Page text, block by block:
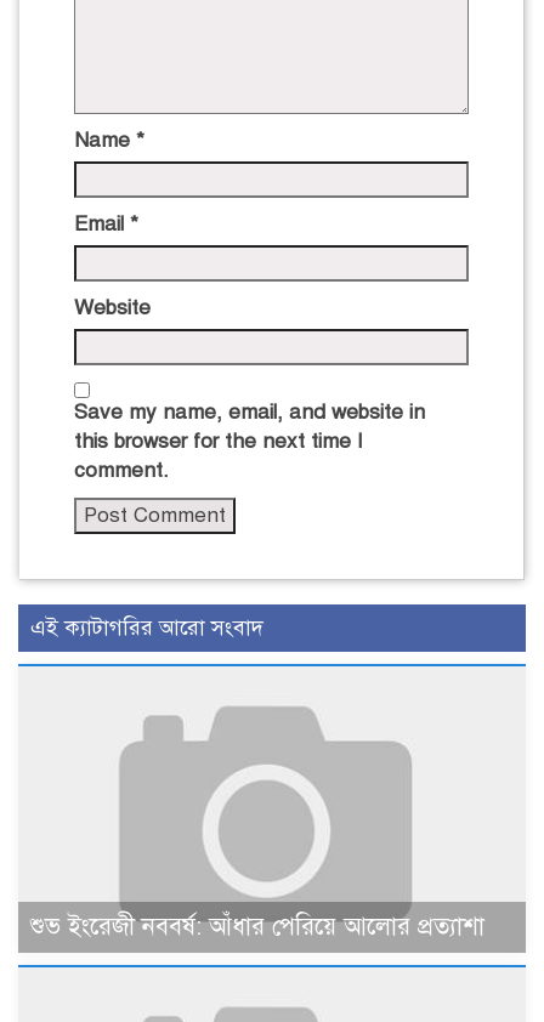
Name *
Email *
Website
Save my name, email, and website in
this browser for the next time I
comment.
এই ক্যাটাগরির আরো সংবাদ
শুভ ইংরেজী নববর্ষ: আঁধার পেরিয়ে আলোর প্রত্যাশা